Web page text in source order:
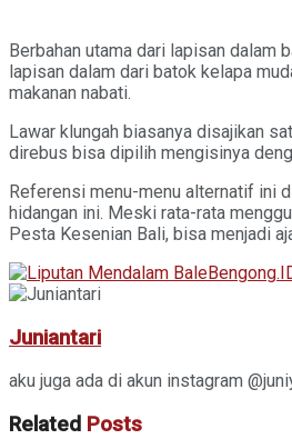
Berbahan utama dari lapisan dalam
lapisan dalam dari batok kelapa
makanan nabati.
Lawar klungah biasanya disajikan
direbus bisa dipilih mengisinya
Referensi menu-menu alternatif ini
hidangan ini. Meski rata-rata
Pesta Kesenian Bali, bisa menjadi
Juniantari
aku juga ada di akun instagram
Related Posts